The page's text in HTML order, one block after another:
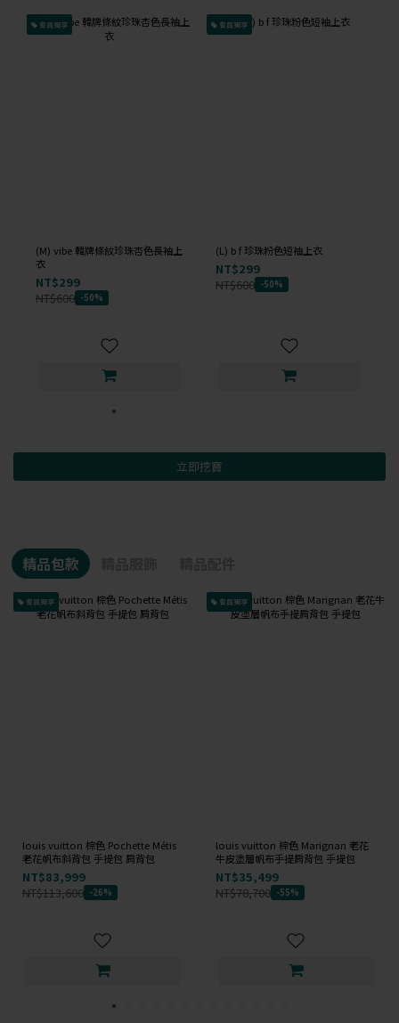
會員獨享
(M) vibe 韓牌條紋珍珠杏色長袖上
衣
NT$299
NT$600 -50%
會員獨享
(L) b f 珍珠粉色短袖上衣
NT$299
NT$600 -50%
立即挖寶
精品包款
會員獨享
louis vuitton 棕色 Pochette Métis
老花帆布斜背包 手提包 肩背包
NT$83,999
NT$113,600 -26%
會員獨享
louis vuitton 棕色 Marignan 老花
牛皮塗層帆布手提肩背包 手提包
NT$35,499
NT$78,700 -55%